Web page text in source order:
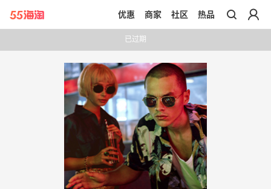
带你去官网买正品
优惠 商家 社区 热品
已过期